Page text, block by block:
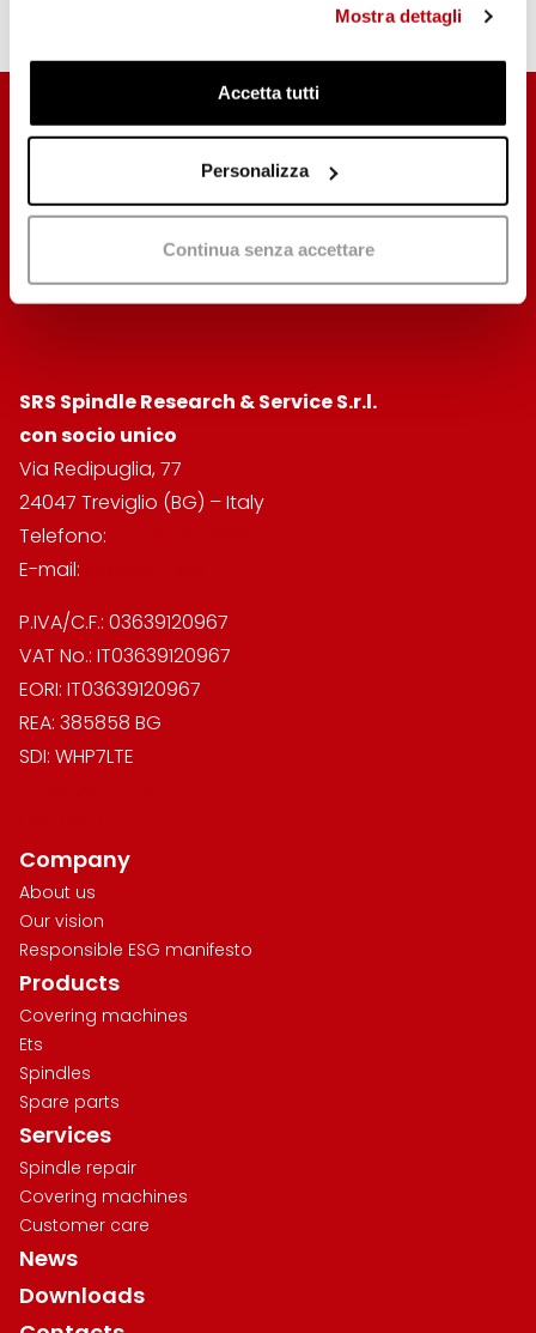
Mostra dettagli
Accetta tutti
Personalizza
Continua senza accettare
Contact us
SRS Spindle Research & ServiceS.r.l.
con socio unico
Via Redipuglia, 77
24047 Treviglio (BG) – Italy
Telefono:
E-mail:
P.IVA/C.F.: 03639120967
VAT No.: IT03639120967
EORI: IT03639120967
REA: 385858 BG
SDI: WHP7LTE
Company
About us
Our vision
Responsible ESG manifesto
Products
Covering machines
Ets
Spindles
Spare parts
Services
Spindle repair
Covering machines
Customer care
News
Downloads